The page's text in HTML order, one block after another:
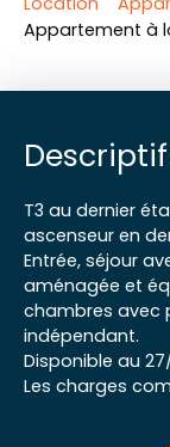
Appartement à
T3 au dernier
ascenseur en
Entrée, séjour
aménagée et
chambres avec
indépendant.
Disponible au
Les charges